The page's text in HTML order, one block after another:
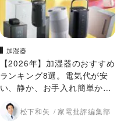
加湿器
【2026年】加湿器のおすすめ
ランキング8選。電気代が安
い、静か、お手入れ簡単かを
徹底比較
松下和矢 家電批評編集部